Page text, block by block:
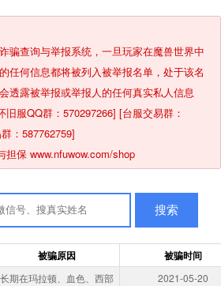
骗查询与举报系统，一旦玩家在魔兽世界中
任何信息都将被列入被举报名单，处于该名
透露被举报或举报人的任何真实私人信息
服QQ群：570297266] [台服交易群：
：587762759]
保 www.nfuwow.com/shop
搜索
被骗原因 被骗时间
长期在玛拉顿、血色、西部
2021-05-20